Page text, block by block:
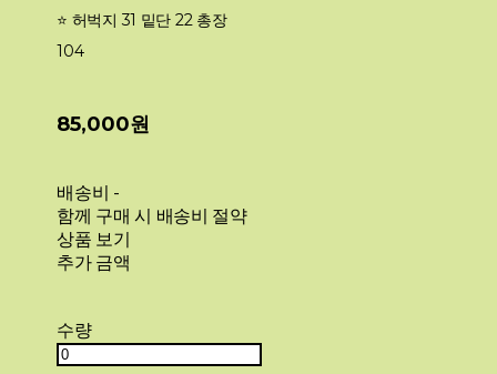
⭐️ 허벅지 31 밑단 22 총장
104
85,000원
배송비 -
함께 구매 시 배송비 절약
상품 보기
추가 금액
수량